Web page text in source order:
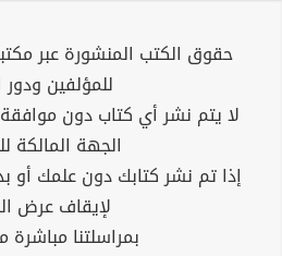
حقوق الكتب المنشورة عبر
للمؤلفين ودور
لا يتم نشر أي كتاب دون
الجهة المالكة
إذا تم نشر كتابك دون علمك أو
لإيقاف عرض
بمراسلتنا مباشرة